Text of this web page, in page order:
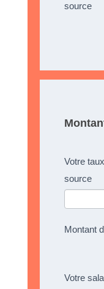
source
Votre
source
Montant
Votre